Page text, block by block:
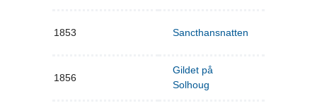
1853 Sancthansnatten
1856
Gildet på
Solhoug